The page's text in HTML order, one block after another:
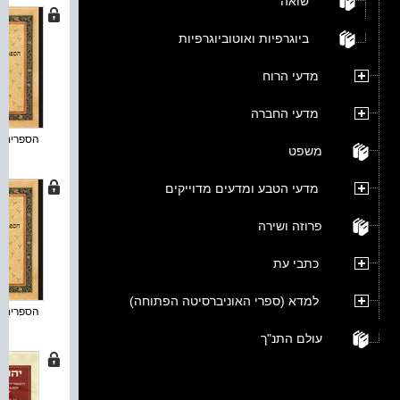
ביוגרפיות ואוטוביוגרפיות
מדעי הרוח
מדעי החברה
משפט
מדעי הטבע ומדעים מדוייקים
פרוזה ושירה
כתבי עת
למדא (ספרי האוניברסיטה הפתוחה)
עולם התנ"ך
הספרים
הספרים